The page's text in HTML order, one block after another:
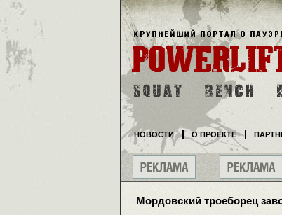
Мордовский троеборец
НОВОСТИ О ПРОЕКТЕ